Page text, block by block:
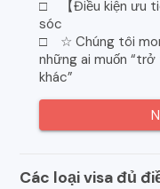
□ 【Điều kiện ưu
sóc
□ ☆ Chúng tôi
những ai muốn
khác”
Các loại visa đủ